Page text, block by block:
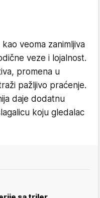
veoma zanimljiva
veze i lojalnost.
promena u
pažljivo praćenje.
daje dodatnu
koju gledalac